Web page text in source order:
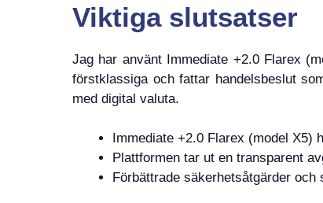
Viktiga slutsatser
Jag har använt Immediate +2.0 Flarex
förstklassiga och fattar handelsbeslut
med digital valuta.
Immediate +2.0 Flarex (model X5)
Plattformen tar ut en transparent
Förbättrade säkerhetsåtgärder